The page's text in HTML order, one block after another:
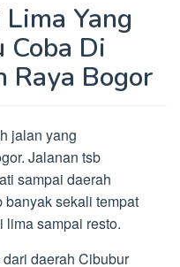
Yang
Coba Di
Raya Bogor
jalan yang
Jalanan tsb
sampai daerah
sekali tempat
lima sampai resto.
daerah Cibubur